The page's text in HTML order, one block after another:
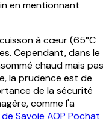
en mentionnant
à cœur (65°C
Cependant, dans le
chaud mais pas
la prudence est de
de la sécurité
comme l'a
Savoie AOP Pochat